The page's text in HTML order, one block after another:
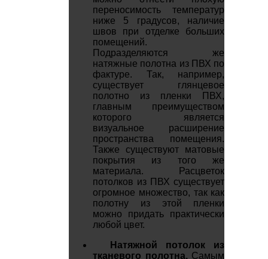
переносимость температур
ниже 5 градусов, наличие
швов при отделке больших
помещений.
Подразделяются же
натяжные полотна из ПВХ по
фактуре. Так, например,
существует глянцевое
полотно из пленки ПВХ,
главным преимуществом
которого является
визуальное расширение
пространства помещения.
Также существуют матовые
покрытия из того же
материала. Расцветок
потолков из ПВХ существует
огромное множество, так как
полотну из этой пленки
можно придать практически
любой цвет.
Натяжной потолок из
тканевого полотна. Самым